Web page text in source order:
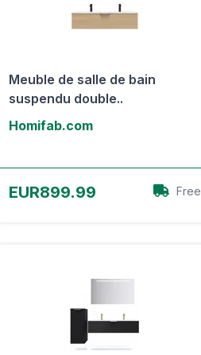
Meuble de salle de bain
suspendu double..
Homifab.com
EUR899.99 Free